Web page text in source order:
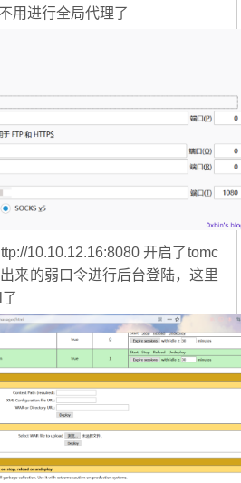
用进行全局代理了
10.10.12.16:8080 开启了tomc
来的弱口令进行后台登陆，这里